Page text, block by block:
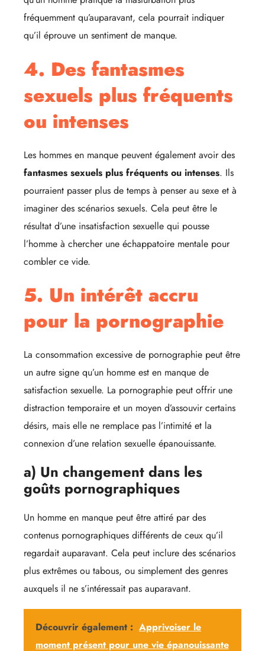
fréquemment qu’auparavant, cela pourrait indiquer
qu’il éprouve un sentiment de manque.
4. Des fantasmes
sexuels plus fréquents
ou intenses
Les hommes en manque peuvent également avoir des
fantasmes sexuels plus fréquents ou intenses. Ils
pourraient passer plus de temps à penser au sexe et à
imaginer des scénarios sexuels. Cela peut être le
résultat d’une insatisfaction sexuelle qui pousse
l’homme à chercher une échappatoire mentale pour
combler ce vide.
5. Un intérêt accru
pour la pornographie
La consommation excessive de pornographie peut être
un autre signe qu’un homme est en manque de
satisfaction sexuelle. La pornographie peut offrir une
distraction temporaire et un moyen d’assouvir certains
désirs, mais elle ne remplace pas l’intimité et la
connexion d’une relation sexuelle épanouissante.
a) Un changement dans les
goûts pornographiques
Un homme en manque peut être attiré par des
contenus pornographiques différents de ceux qu’il
regardait auparavant. Cela peut inclure des scénarios
plus extrêmes ou tabous, ou simplement des genres
auxquels il ne s’intéressait pas auparavant.
Découvrir également : Apprivoiser le
moment présent pour une vie épanouissante